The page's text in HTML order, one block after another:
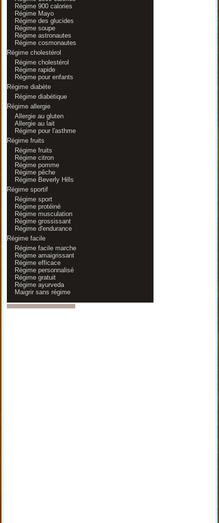
Régime 900 calories
Régime Mayo
Régime des glucides
Régime soupe
Régime astronautes
Régime cosmonautes
Régime cholestérol
Régime cholestérol
Régime rapide
Régime pour enfants
Régime diabète
Régime diabétique
Régime allergie
Allergie au gluten
Allergie au lait
Régime pour l'asthme
Régime fruits
Régime fruits
Régime citron
Régime pomme
Régime pêche
Régime Beverly Hills
Régime sportif
Régime sport
Régime protéiné
Régime musculation
Régime grossissant
Régime d'endurance
Régime facile
Régime facile marche
Régime amaigrissant
Régime efficace
Régime personnalisé
Régime gratuit
Régime ayurveda
Maigrir sans régime